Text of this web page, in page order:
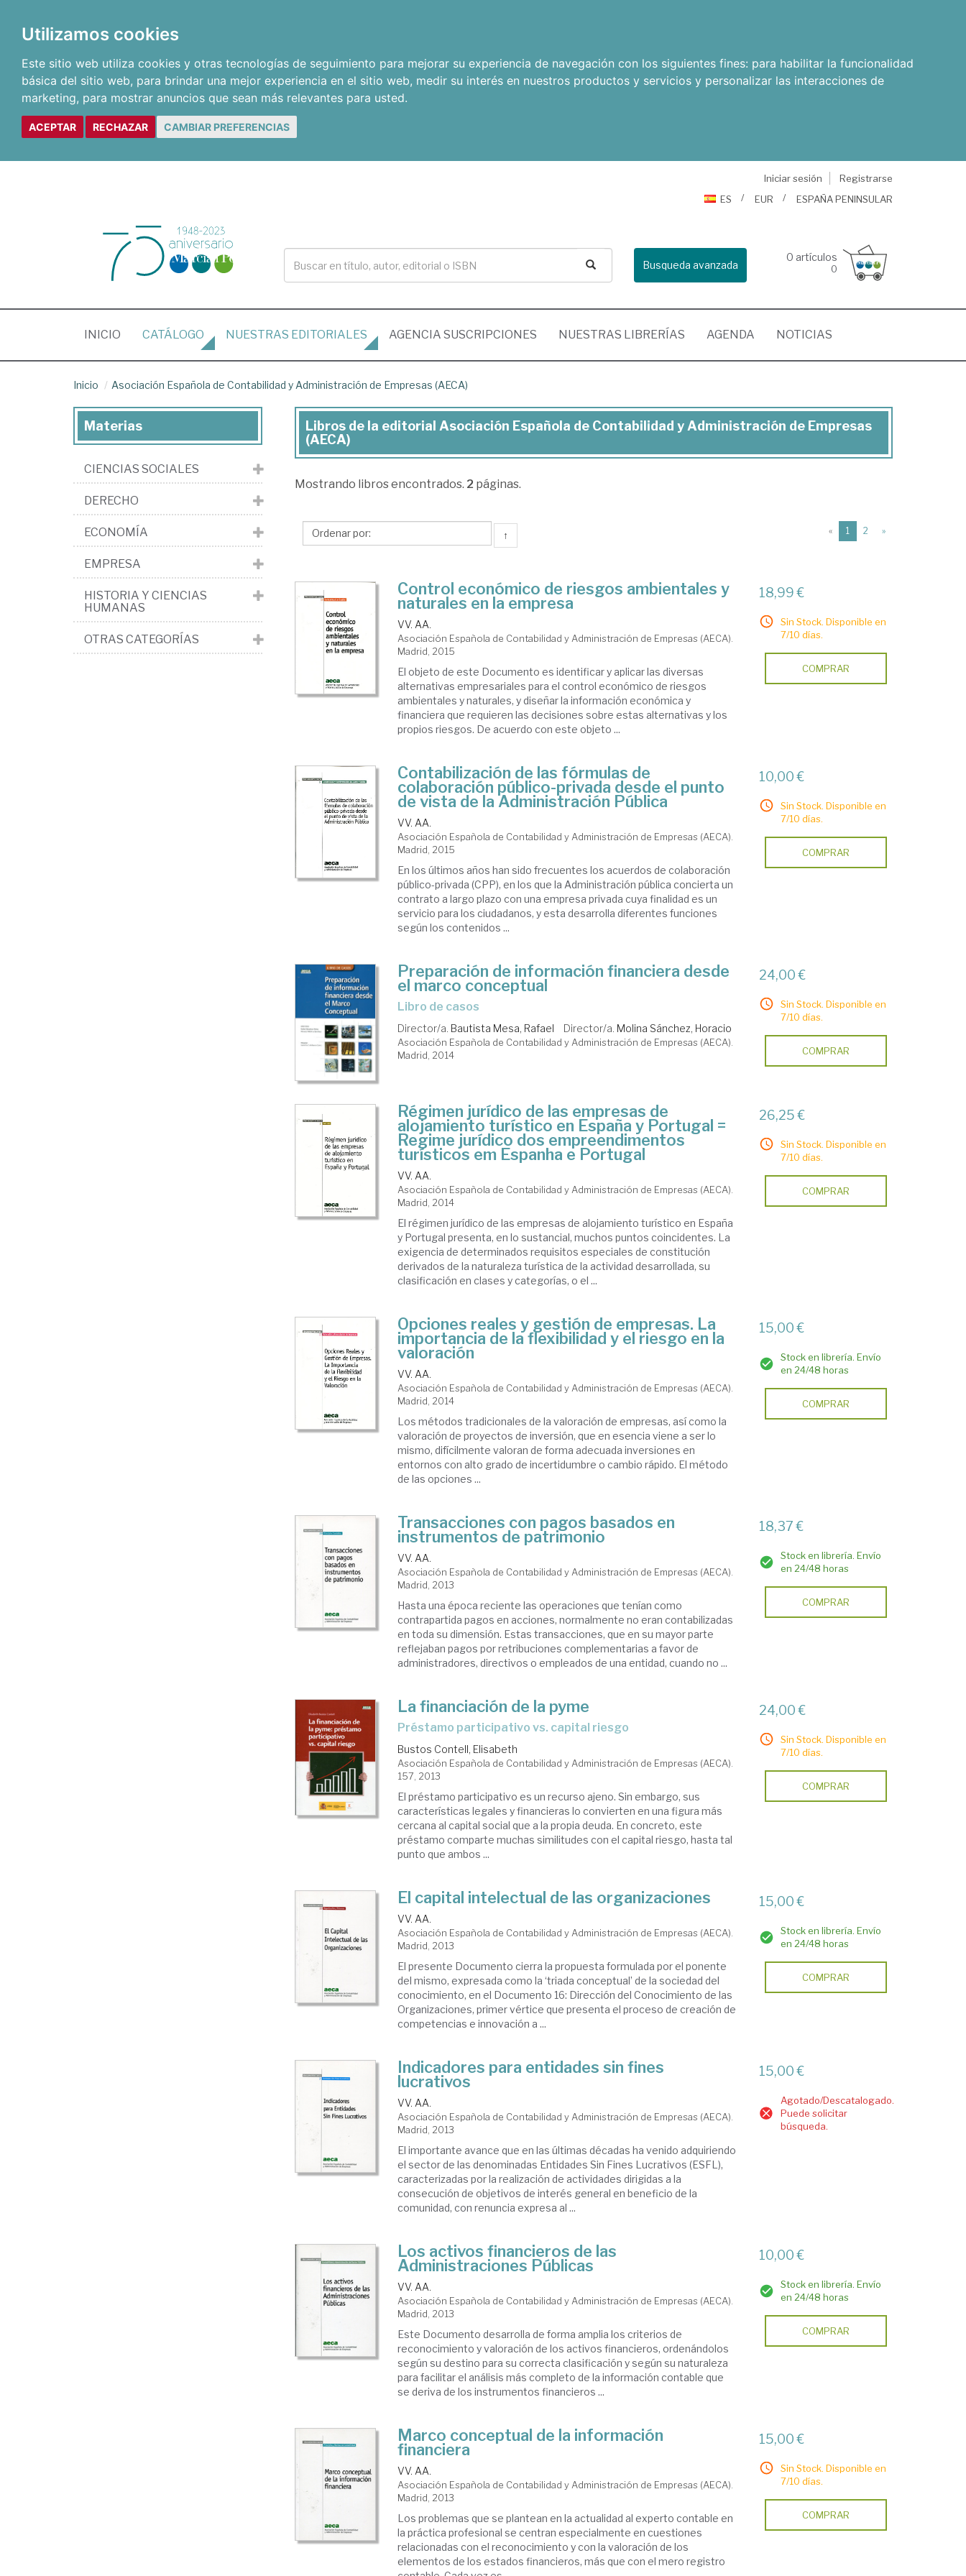
Utilizamos cookies
Este sitio web utiliza cookies y otras tecnologías de seguimiento para mejorar su experiencia de navegación con los siguientes fines: para habilitar la funcionalidad
básica del sitio web, para brindar una mejor experiencia en el sitio web, medir su interés en nuestros productos y servicios y personalizar las interacciones de
marketing, para mostrar anuncios que sean más relevantes para usted.
ACEPTAR RECHAZAR CAMBIAR PREFERENCIAS
Iniciar sesión
Registrarse
ES
EUR ESPAÑA PENINSULAR
Busqueda avanzada
0 artículos
0
INICIO (CURRENT)
CATÁLOGO NUESTRAS EDITORIALES AGENCIA SUSCRIPCIONES NUESTRAS LIBRERÍAS AGENDA NOTICIAS
Inicio Asociación Española de Contabilidad y Administración de Empresas (AECA)
Libros
de
la
Asociación
Española
Contabilidad
Administración
Empresas
(AECA)
Libros de la editorial Asociación Española de Contabilidad y Administración de Empresas
(AECA)
Mostrando libros encontrados. 2 páginas.
↑ « 1 (current)
2 »
Control económico de riesgos ambientales y
naturales en la empresa
VV. AA.
Asociación Española de Contabilidad y Administración de Empresas (AECA).
Madrid, 2015
El objeto de este Documento es identificar y aplicar las diversas
alternativas empresariales para el control económico de riesgos
ambientales y naturales, y diseñar la información económica y
financiera que requieren las decisiones sobre estas alternativas y los
propios riesgos. De acuerdo con este objeto ...
18,99 €
Sin Stock. Disponible en
7/10 días.
COMPRAR
Contabilización de las fórmulas de
colaboración público-privada desde el punto
de vista de la Administración Pública
VV. AA.
Asociación Española de Contabilidad y Administración de Empresas (AECA).
Madrid, 2015
En los últimos años han sido frecuentes los acuerdos de colaboración
público-privada (CPP), en los que la Administración pública concierta un
contrato a largo plazo con una empresa privada cuya finalidad es un
servicio para los ciudadanos, y esta desarrolla diferentes funciones
según los contenidos ...
10,00 €
Sin Stock. Disponible en
7/10 días.
COMPRAR
Preparación de información financiera desde
el marco conceptual
libro de casos
Director/a. Bautista Mesa, Rafael Director/a. Molina Sánchez, Horacio
Asociación Española de Contabilidad y Administración de Empresas (AECA).
Madrid, 2014
24,00 €
Sin Stock. Disponible en
7/10 días.
COMPRAR
Régimen jurídico de las empresas de
alojamiento turístico en España y Portugal =
Regime jurídico dos empreendimentos
turísticos em Espanha e Portugal
VV. AA.
Asociación Española de Contabilidad y Administración de Empresas (AECA).
Madrid, 2014
El régimen jurídico de las empresas de alojamiento turístico en España
y Portugal presenta, en lo sustancial, muchos puntos coincidentes. La
exigencia de determinados requisitos especiales de constitución
derivados de la naturaleza turística de la actividad desarrollada, su
clasificación en clases y categorías, o el ...
26,25 €
Sin Stock. Disponible en
7/10 días.
COMPRAR
Opciones reales y gestión de empresas. La
importancia de la flexibilidad y el riesgo en la
valoración
VV. AA.
Asociación Española de Contabilidad y Administración de Empresas (AECA).
Madrid, 2014
Los métodos tradicionales de la valoración de empresas, así como la
valoración de proyectos de inversión, que en esencia viene a ser lo
mismo, difícilmente valoran de forma adecuada inversiones en
entornos con alto grado de incertidumbre o cambio rápido. El método
de las opciones ...
15,00 €
Stock en librería. Envío
en 24/48 horas
COMPRAR
Transacciones con pagos basados en
instrumentos de patrimonio
VV. AA.
Asociación Española de Contabilidad y Administración de Empresas (AECA).
Madrid, 2013
Hasta una época reciente las operaciones que tenían como
contrapartida pagos en acciones, normalmente no eran contabilizadas
en toda su dimensión. Estas transacciones, que en su mayor parte
reflejaban pagos por retribuciones complementarias a favor de
administradores, directivos o empleados de una entidad, cuando no ...
18,37 €
Stock en librería. Envío
en 24/48 horas
COMPRAR
La financiación de la pyme
préstamo participativo vs. capital riesgo
Bustos Contell, Elisabeth
Asociación Española de Contabilidad y Administración de Empresas (AECA).
157, 2013
El préstamo participativo es un recurso ajeno. Sin embargo, sus
características legales y financieras lo convierten en una figura más
cercana al capital social que a la propia deuda. En concreto, este
préstamo comparte muchas similitudes con el capital riesgo, hasta tal
punto que ambos ...
24,00 €
Sin Stock. Disponible en
7/10 días.
COMPRAR
El capital intelectual de las organizaciones
VV. AA.
Asociación Española de Contabilidad y Administración de Empresas (AECA).
Madrid, 2013
El presente Documento cierra la propuesta formulada por el ponente
del mismo, expresada como la ‘triada conceptual’ de la sociedad del
conocimiento, en el Documento 16: Dirección del Conocimiento de las
Organizaciones, primer vértice que presenta el proceso de creación de
competencias e innovación a ...
15,00 €
Stock en librería. Envío
en 24/48 horas
COMPRAR
Indicadores para entidades sin fines
lucrativos
VV. AA.
Asociación Española de Contabilidad y Administración de Empresas (AECA).
Madrid, 2013
El importante avance que en las últimas décadas ha venido adquiriendo
el sector de las denominadas Entidades Sin Fines Lucrativos (ESFL),
caracterizadas por la realización de actividades dirigidas a la
consecución de objetivos de interés general en beneficio de la
comunidad, con renuncia expresa al ...
15,00 €
Agotado/Descatalogado.
Puede solicitar
búsqueda.
Los activos financieros de las
Administraciones Públicas
VV. AA.
Asociación Española de Contabilidad y Administración de Empresas (AECA).
Madrid, 2013
Este Documento desarrolla de forma amplia los criterios de
reconocimiento y valoración de los activos financieros, ordenándolos
según su destino para su correcta clasificación y según su naturaleza
para facilitar el análisis más completo de la información contable que
se deriva de los instrumentos financieros ...
10,00 €
Stock en librería. Envío
en 24/48 horas
COMPRAR
Marco conceptual de la información
financiera
VV. AA.
Asociación Española de Contabilidad y Administración de Empresas (AECA).
Madrid, 2013
Los problemas que se plantean en la actualidad al experto contable en
la práctica profesional se centran especialmente en cuestiones
relacionadas con el reconocimiento y con la valoración de los
elementos de los estados financieros, más que con el mero registro
15,00 €
Sin Stock. Disponible en
7/10 días.
COMPRAR
Materias
CIENCIAS SOCIALES
DERECHO
ECONOMÍA
EMPRESA
HISTORIA Y CIENCIAS
HUMANAS
OTRAS CATEGORÍAS